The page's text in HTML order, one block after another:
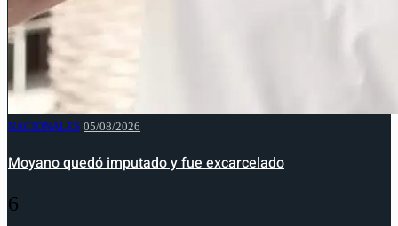
NACIONALES 05/08/2026
Moyano quedó imputado y fue excarcelado
6